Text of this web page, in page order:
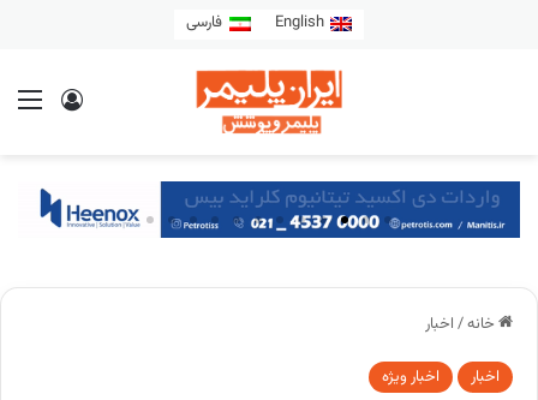
English فارسی
خانه/ اخبار
اخبار اخبار ویژه